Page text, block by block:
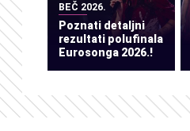
BEČ 2026.
Poznati detaljni
rezultati polufinala
Eurosonga 2026.!